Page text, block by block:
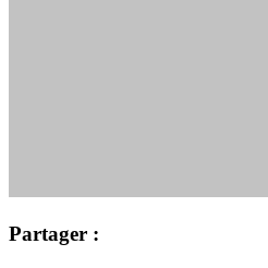
Partager :